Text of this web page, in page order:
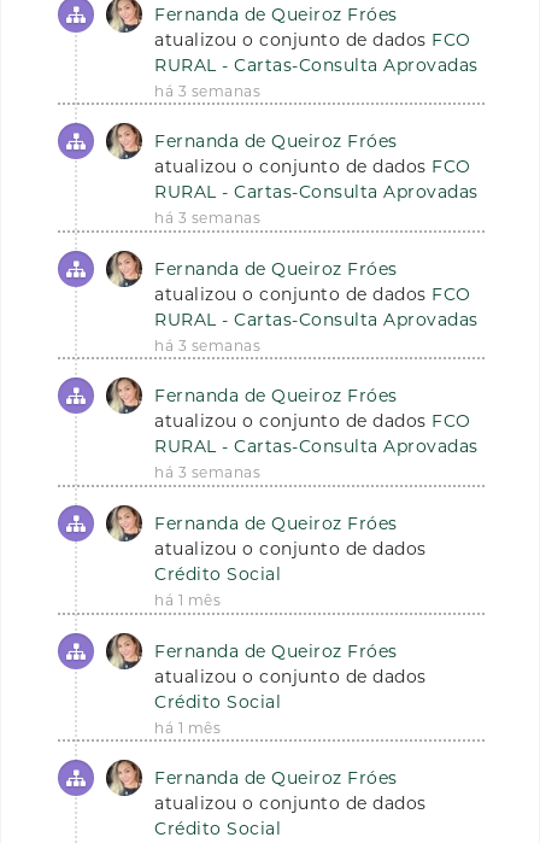
Fernanda de Queiroz Fróes
atualizou o conjunto de dados FCO
RURAL - Cartas-Consulta Aprovadas
há 3 semanas
Fernanda de Queiroz Fróes
atualizou o conjunto de dados FCO
RURAL - Cartas-Consulta Aprovadas
há 3 semanas
Fernanda de Queiroz Fróes
atualizou o conjunto de dados FCO
RURAL - Cartas-Consulta Aprovadas
há 3 semanas
Fernanda de Queiroz Fróes
atualizou o conjunto de dados FCO
RURAL - Cartas-Consulta Aprovadas
há 3 semanas
Fernanda de Queiroz Fróes
atualizou o conjunto de dados
Crédito Social
há 1 mês
Fernanda de Queiroz Fróes
atualizou o conjunto de dados
Crédito Social
há 1 mês
Fernanda de Queiroz Fróes
atualizou o conjunto de dados
Crédito Social